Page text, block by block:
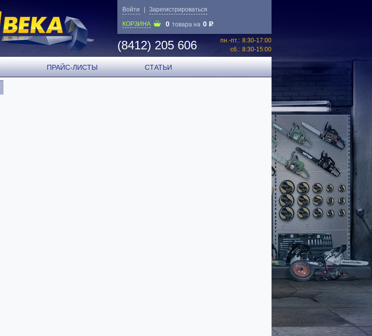
Войти Зарегистрироваться
КОРЗИНА 0 товара на 0 P
(8412) 205 606 пн.-пт.: 8:30-17:00
сб.: 8:30-15:00
ПРАЙС-ЛИСТЫ СТАТЬИ